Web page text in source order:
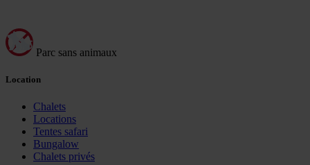
Parc sans animaux
Location
Chalets
Locations
Tentes safari
Bungalow
Chalets privés